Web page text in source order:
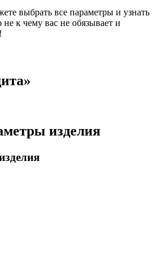
выбрать все параметры и узнать
к чему вас не обязывает и
изделия